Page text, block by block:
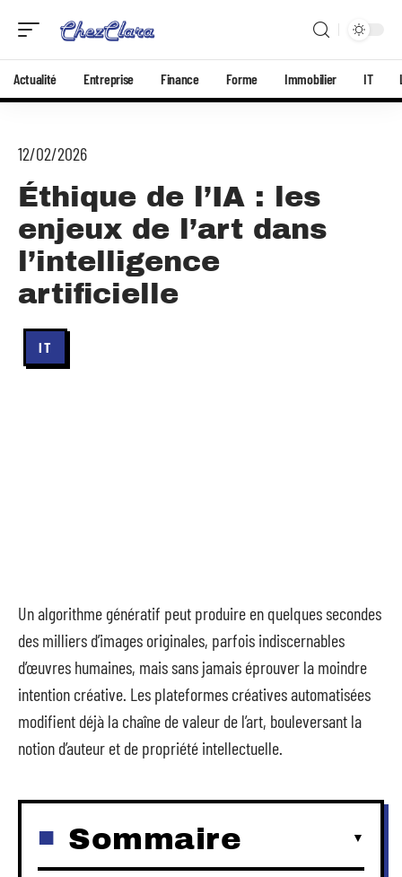
Actualité Entreprise Finance Forme Immobilier IT
12/02/2026
Éthique de l’IA : les
enjeux de l’art dans
l’intelligence
artificielle
IT
Un algorithme génératif peut produire en quelques secondes
des milliers d’images originales, parfois indiscernables
d’œuvres humaines, mais sans jamais éprouver la moindre
intention créative. Les plateformes créatives automatisées
modifient déjà la chaîne de valeur de l’art, bouleversant la
notion d’auteur et de propriété intellectuelle.
Sommaire